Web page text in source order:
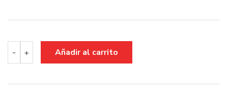
-
tnpa5331
txnss11dhk42
+ Añadir al carrito